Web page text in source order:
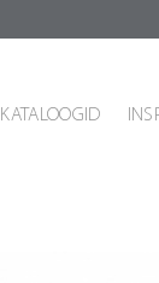
KATALOOGID